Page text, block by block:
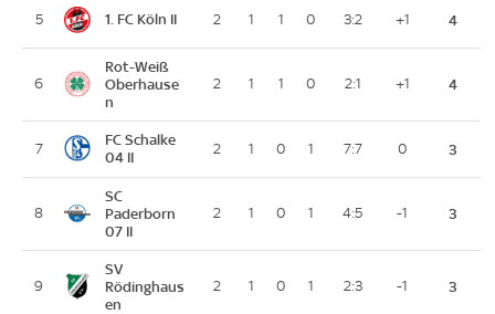
5 1. FC Köln II 2 1 1 0 3:2 +1 4
6
Rot-Weiß
Oberhause
n
2 1 1 0 2:1 +1 4
7
FC Schalke
04 II
2 1 0 1 7:7 0 3
8
SC
Paderborn
07 II
2 1 0 1 4:5 -1 3
9
SV
Rödinghaus
en
2 1 0 1 2:3 -1 3